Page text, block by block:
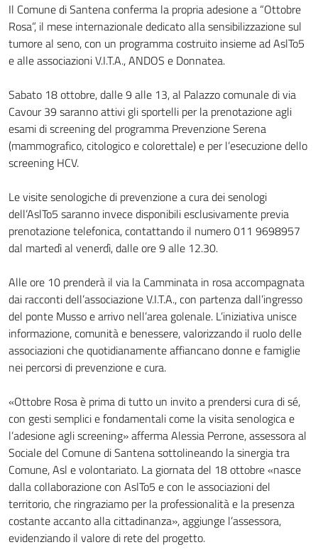
Il Comune di Santena conferma la propria adesione a “Ottobre
Rosa”, il mese internazionale dedicato alla sensibilizzazione sul
tumore al seno, con un programma costruito insieme ad AslTo5
e alle associazioni V.I.T.A., ANDOS e Donnatea.
Sabato 18 ottobre, dalle 9 alle 13, al Palazzo comunale di via
Cavour 39 saranno attivi gli sportelli per la prenotazione agli
esami di screening del programma Prevenzione Serena
(mammografico, citologico e colorettale) e per l’esecuzione dello
screening HCV.
Le visite senologiche di prevenzione a cura dei senologi
dell’AslTo5 saranno invece disponibili esclusivamente previa
prenotazione telefonica, contattando il numero 011 9698957
dal martedì al venerdì, dalle ore 9 alle 12.30.
Alle ore 10 prenderà il via la Camminata in rosa accompagnata
dai racconti dell’associazione V.I.T.A., con partenza dall’ingresso
del ponte Musso e arrivo nell’area golenale. L’iniziativa unisce
informazione, comunità e benessere, valorizzando il ruolo delle
associazioni che quotidianamente affiancano donne e famiglie
nei percorsi di prevenzione e cura.
«Ottobre Rosa è prima di tutto un invito a prendersi cura di sé,
con gesti semplici e fondamentali come la visita senologica e
l’adesione agli screening» afferma Alessia Perrone, assessora al
Sociale del Comune di Santena sottolineando la sinergia tra
Comune, Asl e volontariato. La giornata del 18 ottobre «nasce
dalla collaborazione con AslTo5 e con le associazioni del
territorio, che ringraziamo per la professionalità e la presenza
costante accanto alla cittadinanza», aggiunge l’assessora,
evidenziando il valore di rete del progetto.